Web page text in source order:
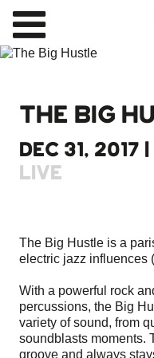
THE BIG
DEC 31, 2017
LIVE
The Big Hustle is a
electric jazz influences
With a powerful rock
percussions, the Big
variety of sound, from
soundblasts moments.
groove and always